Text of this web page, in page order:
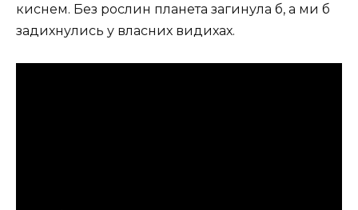
киснем. Без рослин планета загинула б, а ми б
задихнулись у власних видихах.